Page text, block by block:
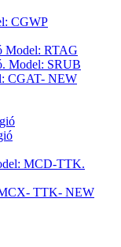
CGWP
Model: RTAG
Model: SRUB
CGAT- NEW
MCD-TTK.
TTK- NEW